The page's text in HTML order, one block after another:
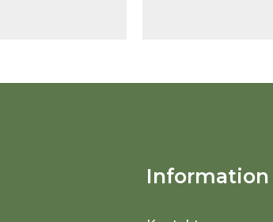
Information